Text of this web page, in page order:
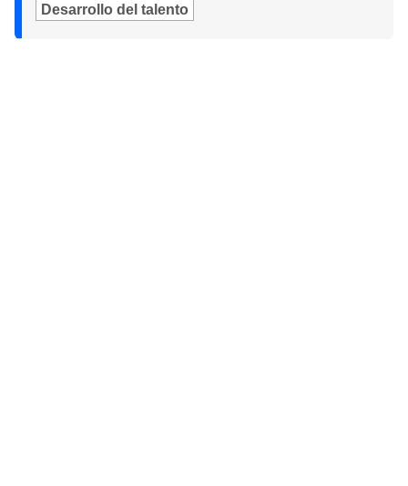
Desarrollo del talento